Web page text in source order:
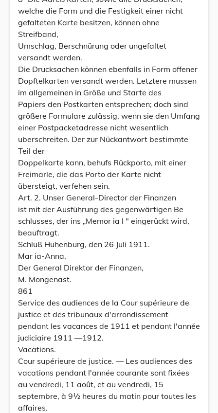
welche die Form und die Festigkeit einer nicht
gefalteten Karte besitzen, können ohne
Streifband,
Umschlag, Berschnürung oder ungefaltet
versandt werden.
Die Drucksachen können ebenfalls in Form offener
Dopftelkarten versandt werden. Letztere mussen
im allgemeinen in Größe und Starte des
Papiers den Postkarten entsprechen; doch sind
größere Formulare zulässig, wenn sie den Umfang
einer Postpacketadresse nicht wesentlich
uberschreiten. Der zur Nückantwort bestimmte
Teil der
Doppelkarte kann, behufs Rückporto, mit einer
Freimarle, die das Porto der Karte nicht
übersteigt, verfehen sein.
Art. 2. Unser General-Director der Finanzen
ist mit der Ausführung des gegenwärtigen Be
schlusses, der ins „Memor ia l " eingerückt wird,
beauftragt.
Schluß Huhenburg, den 26 Juli 1911.
Mar ia-Anna,
Der General Direktor der Finanzen,
M. Mongenast.
861
Service des audiences de la Cour supérieure de
justice et des tribunaux d'arrondissement
pendant les vacances de 1911 et pendant l'année
judiciaire 1911 —1912.
Vacations.
Cour supérieure de justice. — Les audiences des
vacations pendant l'année courante sont fixées
au vendredi, 11 août, et au vendredi, 15
septembre, à 9½ heures du matin pour toutes les
affaires.